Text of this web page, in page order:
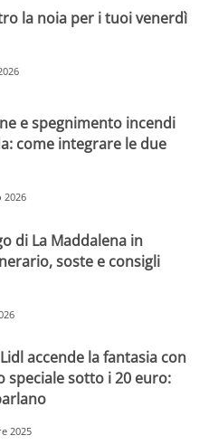
la noia per i tuoi venerdì
e spegnimento incendi
come integrare le due
2026
di La Maddalena in
soste e consigli
accende la fantasia con
speciale sotto i 20 euro:
2025